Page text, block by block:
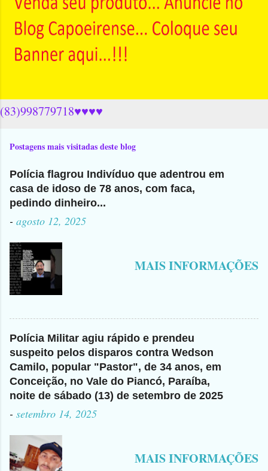
(83)998779718♥♥♥♥
Postagens mais visitadas deste blog
Polícia flagrou Indivíduo que adentrou em
casa de idoso de 78 anos, com faca,
pedindo dinheiro...
- agosto 12, 2025
MAIS INFORMAÇÕES
Polícia Militar agiu rápido e prendeu
suspeito pelos disparos contra Wedson
Camilo, popular "Pastor", de 34 anos, em
Conceição, no Vale do Piancó, Paraíba,
noite de sábado (13) de setembro de 2025
- setembro 14, 2025
MAIS INFORMAÇÕES